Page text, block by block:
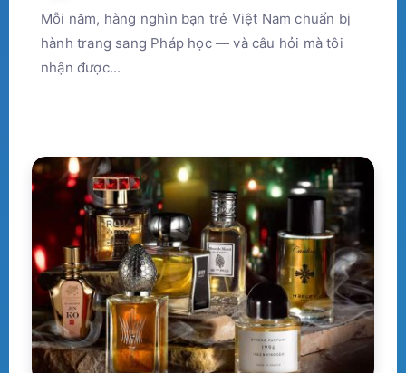
Mỗi năm, hàng nghìn bạn trẻ Việt Nam chuẩn bị
hành trang sang Pháp học — và câu hỏi mà tôi
nhận được...